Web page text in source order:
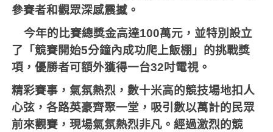
參賽者和觀眾深感震撼。
今年的比賽總獎金高達100萬元，並特別設立
了「競賽開始5分鐘內成功爬上飯棚」的挑戰獎
項，優勝者可額外獲得一台32吋電視。
精彩賽事，氣氛熱烈，數十米高的競技場地扣人
心弦，各路英豪齊聚一堂，吸引數以萬計的民眾
前來觀賽，現場氣氛熱烈非凡。經過激烈的競